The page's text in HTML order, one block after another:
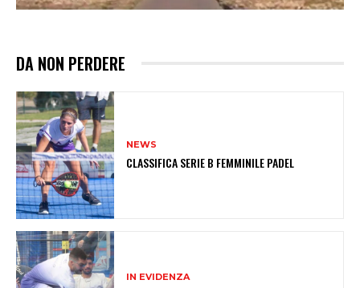
DA NON PERDERE
NEWS
CLASSIFICA SERIE B FEMMINILE PADEL
IN EVIDENZA